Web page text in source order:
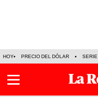
HOY PRECIO DEL DÓLAR